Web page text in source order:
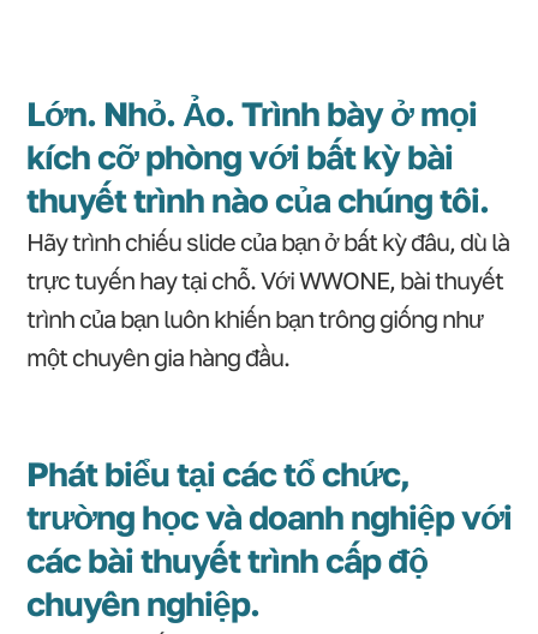
Lớn. Nhỏ. Ảo. Trình bày ở mọi
kích cỡ phòng với bất kỳ bài
thuyết trình nào của chúng tôi.
Hãy trình chiếu slide của bạn ở bất kỳ đâu, dù là
trực tuyến hay tại chỗ. Với WWONE, bài thuyết
trình của bạn luôn khiến bạn trông giống như
một chuyên gia hàng đầu.
Phát biểu tại các tổ chức,
trường học và doanh nghiệp với
các bài thuyết trình cấp độ
chuyên nghiệp.